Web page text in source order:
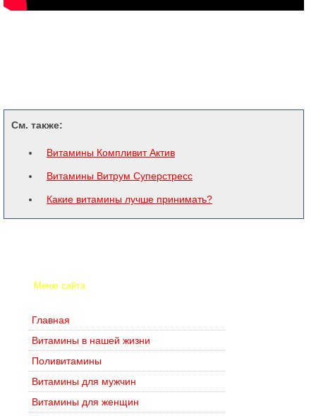
См. также:
Витамины Компливит Актив
Витамины Витрум Суперстресс
Какие витамины лучше принимать?
Меню сайта
Главная
Витамины в нашей жизни
Поливитамины
Витамины для мужчин
Витамины для женщин